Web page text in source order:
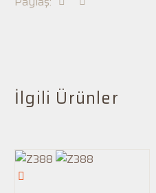
İlgili Ürünler
Z388